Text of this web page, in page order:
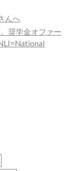
んへ
奨学金オファー